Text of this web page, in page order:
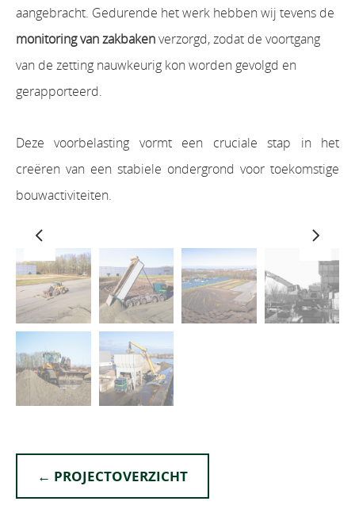
aangebracht. Gedurende het werk hebben wij tevens de
monitoring van zakbakenverzorgd, zodat de voortgang
van de zetting nauwkeurig kon worden gevolgd en
gerapporteerd.
Deze voorbelasting vormt een cruciale stap in het
creëren van een stabiele ondergrond voor toekomstige
bouwactiviteiten.
← PROJECTOVERZICHT